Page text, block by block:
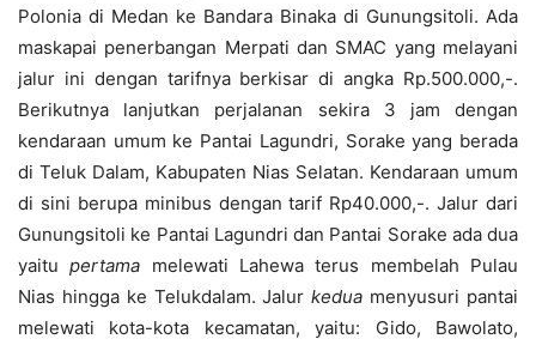
Polonia di Medan ke Bandara Binaka di Gunungsitoli. Ada
maskapai penerbangan Merpati dan SMAC yang melayani
jalur ini dengan tarifnya berkisar di angka Rp.500.000,-.
Berikutnya lanjutkan perjalanan sekira 3 jam dengan
kendaraan umum ke Pantai Lagundri, Sorake yang berada
di Teluk Dalam, Kabupaten Nias Selatan. Kendaraan umum
di sini berupa minibus dengan tarif Rp40.000,-. Jalur dari
Gunungsitoli ke Pantai Lagundri dan Pantai Sorake ada dua
yaitupertama melewati Lahewa terus membelah Pulau
Nias hingga ke Telukdalam. Jalurkedua menyusuri pantai
melewati kota-kota kecamatan, yaitu: Gido, Bawolato,